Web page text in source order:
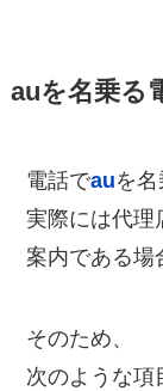
auを名乗る
電話でauを名
実際には代理
案内である場
そのため、
次のような項